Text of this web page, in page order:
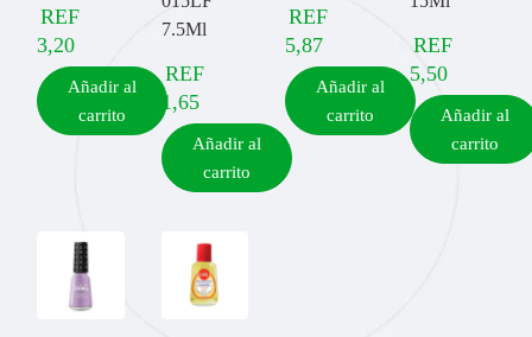
REF
3,20
Añadir al
carrito
7.5Ml
REF
1,65
Añadir al
carrito
REF
5,87
Añadir al
carrito
REF
5,50
Añadir al
carrito